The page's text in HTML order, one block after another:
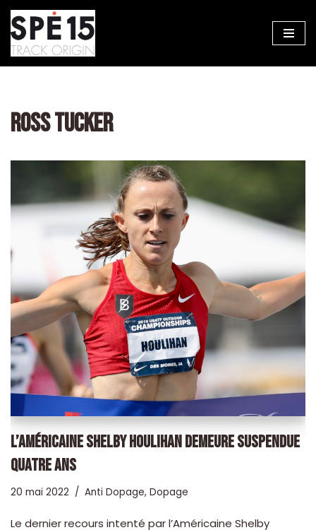
Aller
au
ROSS TUCKER
L’AMÉRICAINE SHELBY HOULIHAN DEMEURE SUSPENDUE
QUATRE ANS
20 mai 2022 Anti Dopage, Dopage
Le dernier recours intenté par l’Américaine Shelby